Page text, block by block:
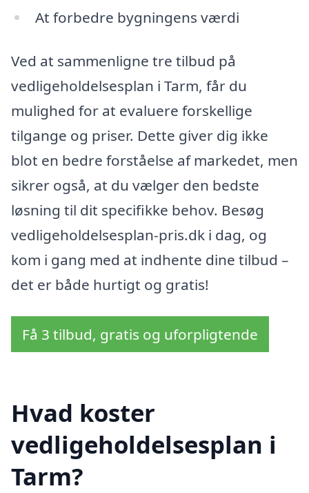
At forbedre bygningens værdi
Ved at sammenligne tre tilbud på
vedligeholdelsesplan i Tarm, får du
mulighed for at evaluere forskellige
tilgange og priser. Dette giver dig ikke
blot en bedre forståelse af markedet, men
sikrer også, at du vælger den bedste
løsning til dit specifikke behov. Besøg
vedligeholdelsesplan-pris.dk i dag, og
kom i gang med at indhente dine tilbud –
det er både hurtigt og gratis!
Få 3 tilbud, gratis og uforpligtende
Hvad koster
vedligeholdelsesplan i
Tarm?